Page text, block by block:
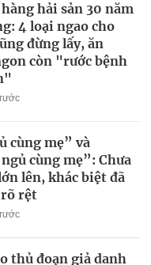
hàng hải sản 30 năm
4 loại ngao cho
đừng lấy, ăn
còn "rước bệnh
cùng mẹ” và
cùng mẹ”: Chưa
lên, khác biệt đã
rõ rệt
thủ đoạn giả danh